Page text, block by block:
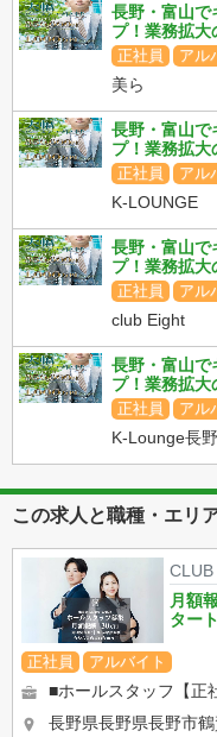
長野・富山で
プ！業務拡大
正社員 アル
美ら
長野・富山で
プ！業務拡大
正社員 アル
K-LOUNGE
長野・富山で
プ！業務拡大
正社員 アル
club Eight
長野・富山で
プ！業務拡大
正社員 アル
K-Lounge長野
この求人と職種・エリ
月額
ター
正社員 アルバイト